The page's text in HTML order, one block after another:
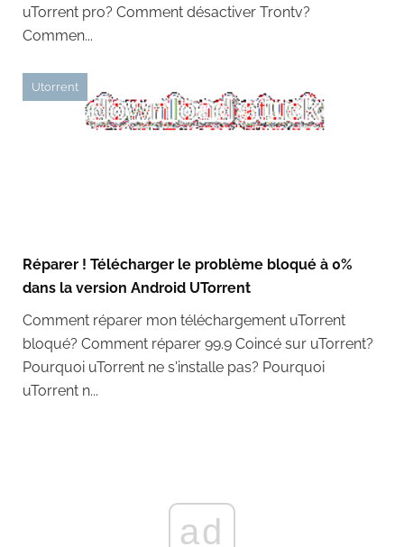
uTorrent pro? Comment désactiver Trontv?
Commen...
Utorrent
Réparer ! Télécharger le problème bloqué à 0%
dans la version Android UTorrent
Comment réparer mon téléchargement uTorrent
bloqué? Comment réparer 99.9 Coincé sur uTorrent?
Pourquoi uTorrent ne s'installe pas? Pourquoi
uTorrent n...
ad